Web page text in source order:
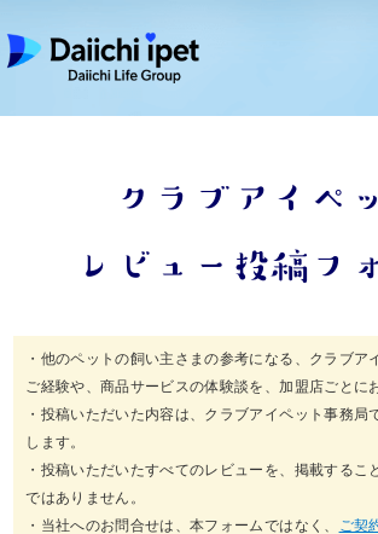
クラブアイペ
レビュー投稿フ
・他のペットの飼い主さまの参考になる、クラブア
ご経験や、商品サービスの体験談を、加盟店ごとに
・投稿いただいた内容は、クラブアイペット事務局
します。
・投稿いただいたすべてのレビューを、掲載するこ
ではありません。
・当社へのお問合せは、本フォームではなく、
ご契